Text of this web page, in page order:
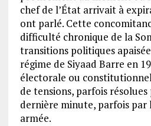
chef de l’État arrivait à
ont parlé. Cette
difficulté chronique de la
transitions politiques
régime de Siyaad Barre en
électorale ou
de tensions, parfois résolues
dernière minute, parfois
armée.